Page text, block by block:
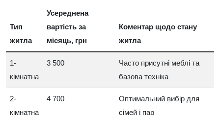
Тип
житла
Усереднена
вартість за
місяць, грн
Коментар щодо стану
житла
1-
кімнатна
3 500
Часто присутні меблі та
базова техніка
2-
кімнатна
4 700
Оптимальний вибір для
сімей і пар